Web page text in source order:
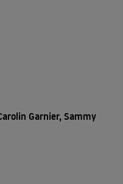
Garnier, Sammy